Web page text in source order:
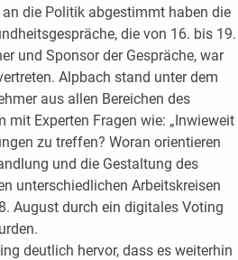
die Politik abgestimmt haben die
die von 16. bis 19.
und Sponsor der Gespräche, war
Alpbach stand unter dem
aus allen Bereichen des
Experten Fragen wie: „Inwieweit
zu treffen? Woran orientieren
und die Gestaltung des
unterschiedlichen Arbeitskreisen
August durch ein digitales Voting
deutlich hervor, dass es weiterhin